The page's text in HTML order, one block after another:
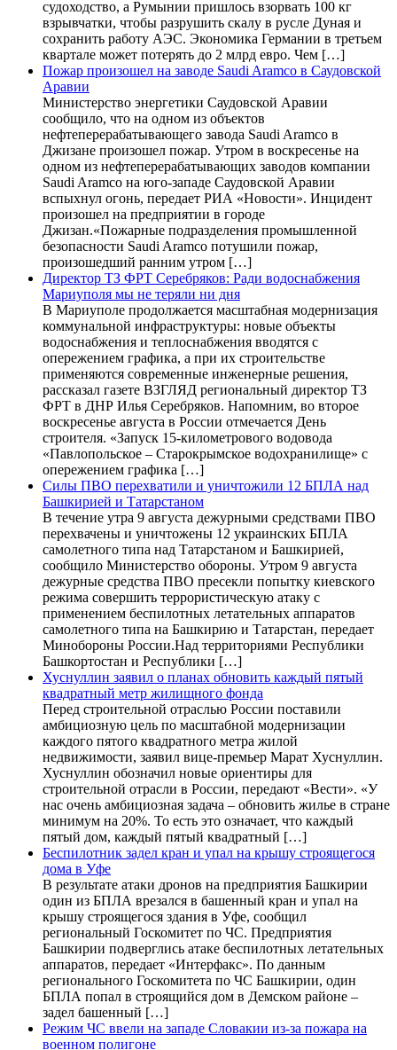
судоходство, а Румынии пришлось взорвать 100 кг
взрывчатки, чтобы разрушить скалу в русле Дуная и
сохранить работу АЭС. Экономика Германии в третьем
квартале может потерять до 2 млрд евро. Чем […]
Пожар произошел на заводе Saudi Aramco в Саудовской
Аравии
Министерство энергетики Саудовской Аравии
сообщило, что на одном из объектов
нефтеперерабатывающего завода Saudi Aramco в
Джизане произошел пожар. Утром в воскресенье на
одном из нефтеперерабатывающих заводов компании
Saudi Aramco на юго-западе Саудовской Аравии
вспыхнул огонь, передает РИА «Новости». Инцидент
произошел на предприятии в городе
Джизан.«Пожарные подразделения промышленной
безопасности Saudi Aramco потушили пожар,
произошедший ранним утром […]
Директор ТЗ ФРТ Серебряков: Ради водоснабжения
Мариуполя мы не теряли ни дня
В Мариуполе продолжается масштабная модернизация
коммунальной инфраструктуры: новые объекты
водоснабжения и теплоснабжения вводятся с
опережением графика, а при их строительстве
применяются современные инженерные решения,
рассказал газете ВЗГЛЯД региональный директор ТЗ
ФРТ в ДНР Илья Серебряков. Напомним, во второе
воскресенье августа в России отмечается День
строителя. «Запуск 15-километрового водовода
«Павлопольское – Старокрымское водохранилище» с
опережением графика […]
Силы ПВО перехватили и уничтожили 12 БПЛА над
Башкирией и Татарстаном
В течение утра 9 августа дежурными средствами ПВО
перехвачены и уничтожены 12 украинских БПЛА
самолетного типа над Татарстаном и Башкирией,
сообщило Министерство обороны. Утром 9 августа
дежурные средства ПВО пресекли попытку киевского
режима совершить террористическую атаку с
применением беспилотных летательных аппаратов
самолетного типа на Башкирию и Татарстан, передает
Минобороны России.Над территориями Республики
Башкортостан и Республики […]
Хуснуллин заявил о планах обновить каждый пятый
квадратный метр жилищного фонда
Перед строительной отраслью России поставили
амбициозную цель по масштабной модернизации
каждого пятого квадратного метра жилой
недвижимости, заявил вице-премьер Марат Хуснуллин.
Хуснуллин обозначил новые ориентиры для
строительной отрасли в России, передают «Вести». «У
нас очень амбициозная задача – обновить жилье в стране
минимум на 20%. То есть это означает, что каждый
пятый дом, каждый пятый квадратный […]
Беспилотник задел кран и упал на крышу строящегося
дома в Уфе
В результате атаки дронов на предприятия Башкирии
один из БПЛА врезался в башенный кран и упал на
крышу строящегося здания в Уфе, сообщил
региональный Госкомитет по ЧС. Предприятия
Башкирии подверглись атаке беспилотных летательных
аппаратов, передает «Интерфакс». По данным
регионального Госкомитета по ЧС Башкирии, один
БПЛА попал в строящийся дом в Демском районе –
задел башенный […]
Режим ЧС ввели на западе Словакии из-за пожара на
военном полигоне